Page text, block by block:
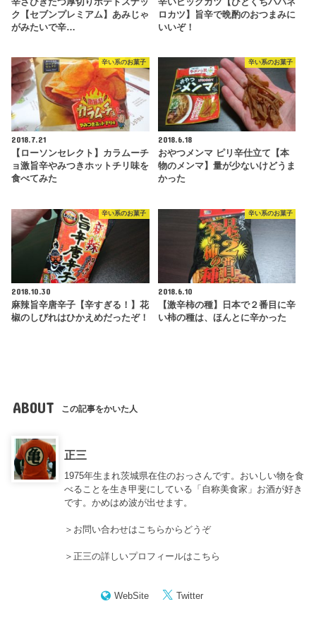
辛さひきたつ厚切りポテトスナッ
ク【セブンプレミアム】あみじゃ
がみたいで辛…
辛いビッグカツ【ひとくちハバネ
ロカツ】旨辛で晩酌のおつまみに
いいぞ！
辛い系のお菓子
2018.7.21
【ローソンセレクト】カラムーチ
ョ激旨辛やみつきホットチリ味を
食べてみた
辛い系のお菓子
2018.6.18
おやつメンマ ピリ辛仕立て【本
物のメンマ】量が少ないけどうま
かった
辛い系のお菓子
2018.10.30
麻辣旨辛唐辛子【辛すぎる！】花
椒のしびれはひかえめだったぞ！
辛い系のお菓子
2018.6.10
【激辛柿の種】日本で２番目に辛
い柿の種は、ほんとに辛かった
ABOUT この記事をかいた人
正三
1975年生まれ茨城県在住のおっさんです。おいしい物を食
べることを生き甲斐にしている「自称美食家」お酒が好き
です。かめはめ波が出せます。
＞ お問い合わせはこちらからどうぞ
＞正三の詳しいプロフィールはこちら
WebSite Twitter